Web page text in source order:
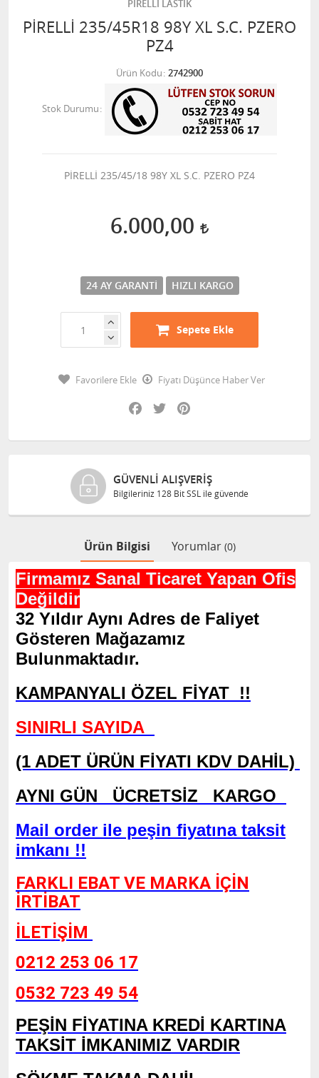
PİRELLİ LASTİK
PİRELLİ 235/45R18 98Y XL S.C. PZERO
PZ4
Ürün Kodu 2742900
Stok Durumu
PİRELLİ 235/45/18 98Y XL S.C. PZERO PZ4
6.000,00
24 AY GARANTI HIZLI KARGO
Sepete Ekle
Favorilere Ekle
Fiyatı Düşünce Haber Ver
Facebook
Twitter
ORJINAL ÜRÜNLER
Ürünlerimiz %100 orjinaldir.
Ürün Bilgisi Yorumlar (0)
Firmamız Sanal Ticaret Yapan Ofis
Değildir
32 Yıldır Aynı Adres de Faliyet
Gösteren Mağazamız
Bulunmaktadır.
KAMPANYALI ÖZEL FİYAT !!
SINIRLI SAYIDA
(1 ADET ÜRÜN FİYATI KDV DAHİL)
AYNI GÜN ÜCRETSİZ KARGO
Mail order ile peşin fiyatına taksit
imkanı !!
FARKLI EBAT VE MARKA İÇİN
İRTİBAT
İLETİŞİM
0212 253 06 17
0532 723 49 54
PEŞİN FİYATINA KREDİ KARTINA
TAKSİT İMKANIMIZ VARDIR